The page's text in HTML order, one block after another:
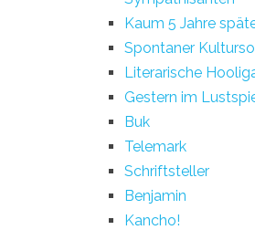
Kaum 5 Jahre
Spontaner
Literarische
Gestern im
Buk
Telemark
Schriftsteller
Benjamin
Kancho!